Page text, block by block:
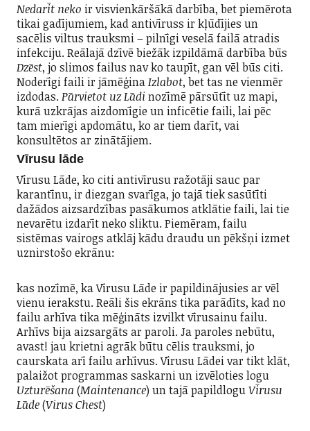
Nedarīt neko ir visvienkāršākā darbība, bet piemērota
tikai gadījumiem, kad antivīruss ir kļūdījies un
sacēlis viltus trauksmi – pilnīgi veselā failā atradis
infekciju. Reālajā dzīvē biežāk izpildāmā darbība būs
Dzēst, jo slimos failus nav ko taupīt, gan vēl būs citi.
Noderīgi faili ir jāmēģinaIzlabot, bet tas ne vienmēr
izdodas.Pārvietot uz Lādi nozīmē pārsūtīt uz mapi,
kurā uzkrājas aizdomīgie un inficētie faili, lai pēc
tam mierīgi apdomātu, ko ar tiem darīt, vai
konsultētos ar zinātājiem.
Vīrusu lāde
Vīrusu Lāde, ko citi antivīrusu ražotāji sauc par
karantīnu, ir diezgan svarīga, jo tajā tiek sasūtīti
dažādos aizsardzības pasākumos atklātie faili, lai tie
nevarētu izdarīt neko sliktu. Piemēram, failu
sistēmas vairogs atklāj kādu draudu un pēkšņi izmet
uznirstošo ekrānu:
kas nozīmē, ka Vīrusu Lāde ir papildinājusies ar vēl
vienu ierakstu. Reāli šis ekrāns tika parādīts, kad no
failu arhīva tika mēģināts izvilkt vīrusainu failu.
Arhīvs bija aizsargāts ar paroli. Ja paroles nebūtu,
avast! jau krietni agrāk būtu cēlis trauksmi, jo
caurskata arī failu arhīvus. Vīrusu Lādei var tikt klāt,
palaižot programmas saskarni un izvēloties logu
Uzturēšana (Maintenance) un tajā papildloguVīrusu
Lāde(Virus Chest)